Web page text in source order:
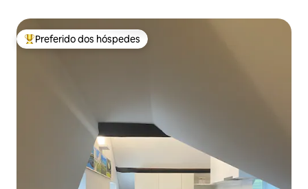
Entre os melhores preferidos dos hóspedes
Preferido dos hóspedes